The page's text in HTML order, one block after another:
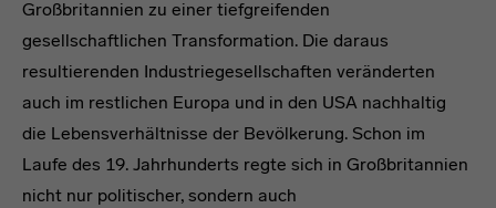
Großbritannien zu einer tiefgreifenden
gesellschaftlichen Transformation. Die daraus
resultierenden Industriegesellschaften veränderten
auch im restlichen Europa und in den USA nachhaltig
die Lebensverhältnisse der Bevölkerung. Schon im
Laufe des 19. Jahrhunderts regte sich in Großbritannien
nicht nur politischer, sondern auch